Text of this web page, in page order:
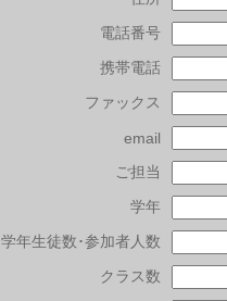
電話番号
携帯電話
ファックス
email
ご担当
学年
学年生徒数･参加者人数
クラス数